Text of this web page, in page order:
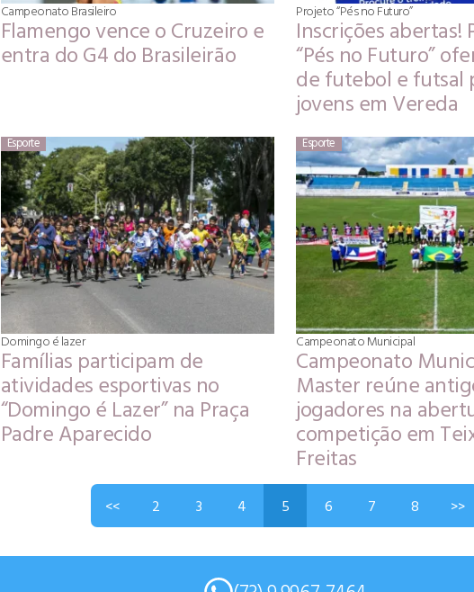
Campeonato Brasileiro
Flamengo vence o Cruzeiro e
entra do G4 do Brasileirão
Projeto “Pés no Futuro”
Inscrições abertas!
“Pés no Futuro”
de futebol e futsal
jovens em Vereda
Esporte
Domingo é lazer
Famílias participam de
atividades esportivas no
“Domingo é Lazer” na Praça
Padre Aparecido
Esporte
Campeonato Municipal
Campeonato
Master reúne
jogadores na
competição em
Freitas
<< 2 3 4 5 6 7 8 >>